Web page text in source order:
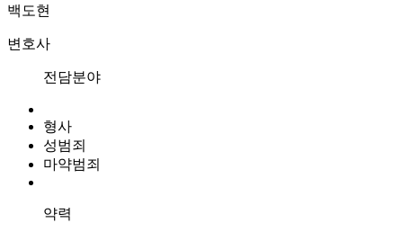
백도현
변호사
전담분야
형사
성범죄
마약범죄
약력